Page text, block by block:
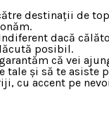
destinații de
dacă
posibil.
că vei
și să te asiste
cu accent pe